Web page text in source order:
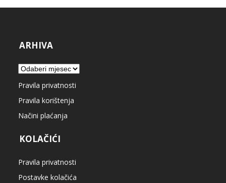
ARHIVA
Arhiva
Pravila privatnosti
Pravila korištenja
Načini plaćanja
KOLAČIĆI
Pravila privatnosti
Postavke kolačića